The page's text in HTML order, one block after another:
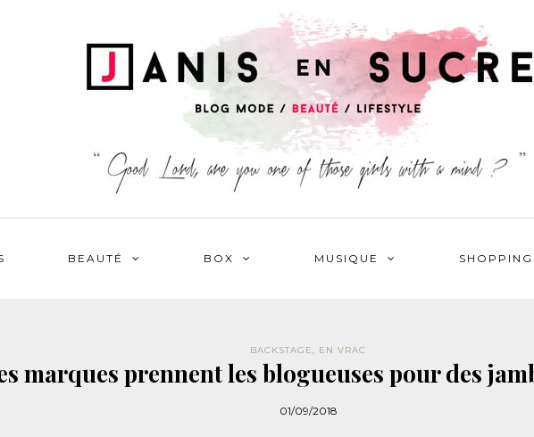
BEAUTÉ BOX MUSIQUE SHOPPING
BACKSTAGE, EN VRAC
marques prennent les blogueuses pour des
01/09/2018